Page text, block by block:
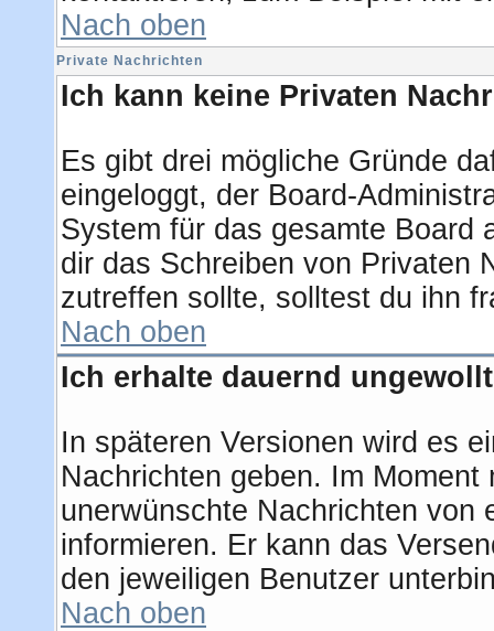
Nach oben
Private Nachrichten
Ich kann keine Privaten
Es gibt drei mögliche Gründe
eingeloggt, der Board-
System für das gesamte Board
dir das Schreiben von Privaten
zutreffen sollte, solltest du ihn
Nach oben
Ich erhalte dauernd
In späteren Versionen wird es
Nachrichten geben. Im
unerwünschte Nachrichten von
informieren. Er kann das
den jeweiligen Benutzer
Nach oben